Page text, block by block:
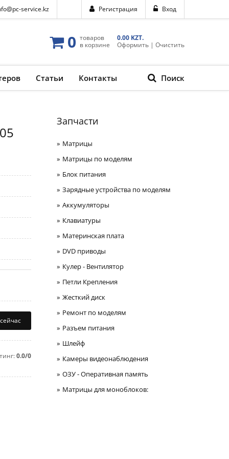
service.kz Вход
Регистрация
0 товаров
в корзине
0.00 KZT.
Оформить | Очистить
Поиск
Статьи Контакты
0.0/0
Запчасти
Матрицы
Матрицы по моделям
Блок питания
Зарядные устройства по моделям
Аккумуляторы
Клавиатуры
Материнская плата
DVD приводы
Кулер - Вентилятор
Петли Крепления
Жесткий диск
Ремонт по моделям
Разъем питания
Шлейф
Камеры видеонаблюдения
ОЗУ - Оперативная память
Матрицы для моноблоков: